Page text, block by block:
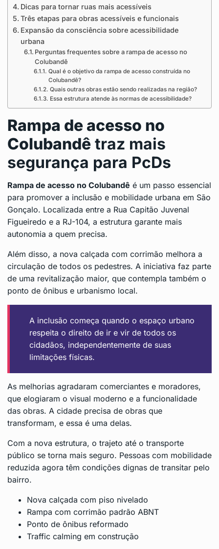
Dicas para tornar ruas mais acessíveis
Três etapas para obras acessíveis e funcionais
Expansão da consciência sobre acessibilidade
urbana
Perguntas frequentes sobre a rampa de acesso no
Colubandê
Qual é o objetivo da rampa de acesso construída no
Colubandê?
Quais outras obras estão sendo realizadas na região?
Essa estrutura atende às normas de acessibilidade?
Rampa de acesso no
Colubandê traz mais
segurança para PcDs
Rampa de acesso no Colubandê é um passo essencial
para promover a inclusão e mobilidade urbana em São
Gonçalo. Localizada entre a Rua Capitão Juvenal
Figueiredo e a RJ-104, a estrutura garante mais
autonomia a quem precisa.
Além disso, a nova calçada com corrimão melhora a
circulação de todos os pedestres. A iniciativa faz parte
de uma revitalização maior, que contempla também o
ponto de ônibus e urbanismo local.
A inclusão começa quando o espaço urbano
respeita o direito de ir e vir de todos os
cidadãos, independentemente de suas
limitações físicas.
As melhorias agradaram comerciantes e moradores,
que elogiaram o visual moderno e a funcionalidade
das obras. A cidade precisa de obras que
transformam, e essa é uma delas.
Com a nova estrutura, o trajeto até o transporte
público se torna mais seguro. Pessoas com mobilidade
reduzida agora têm condições dignas de transitar pelo
bairro.
Nova calçada com piso nivelado
Rampa com corrimão padrão ABNT
Ponto de ônibus reformado
Traffic calming em construção